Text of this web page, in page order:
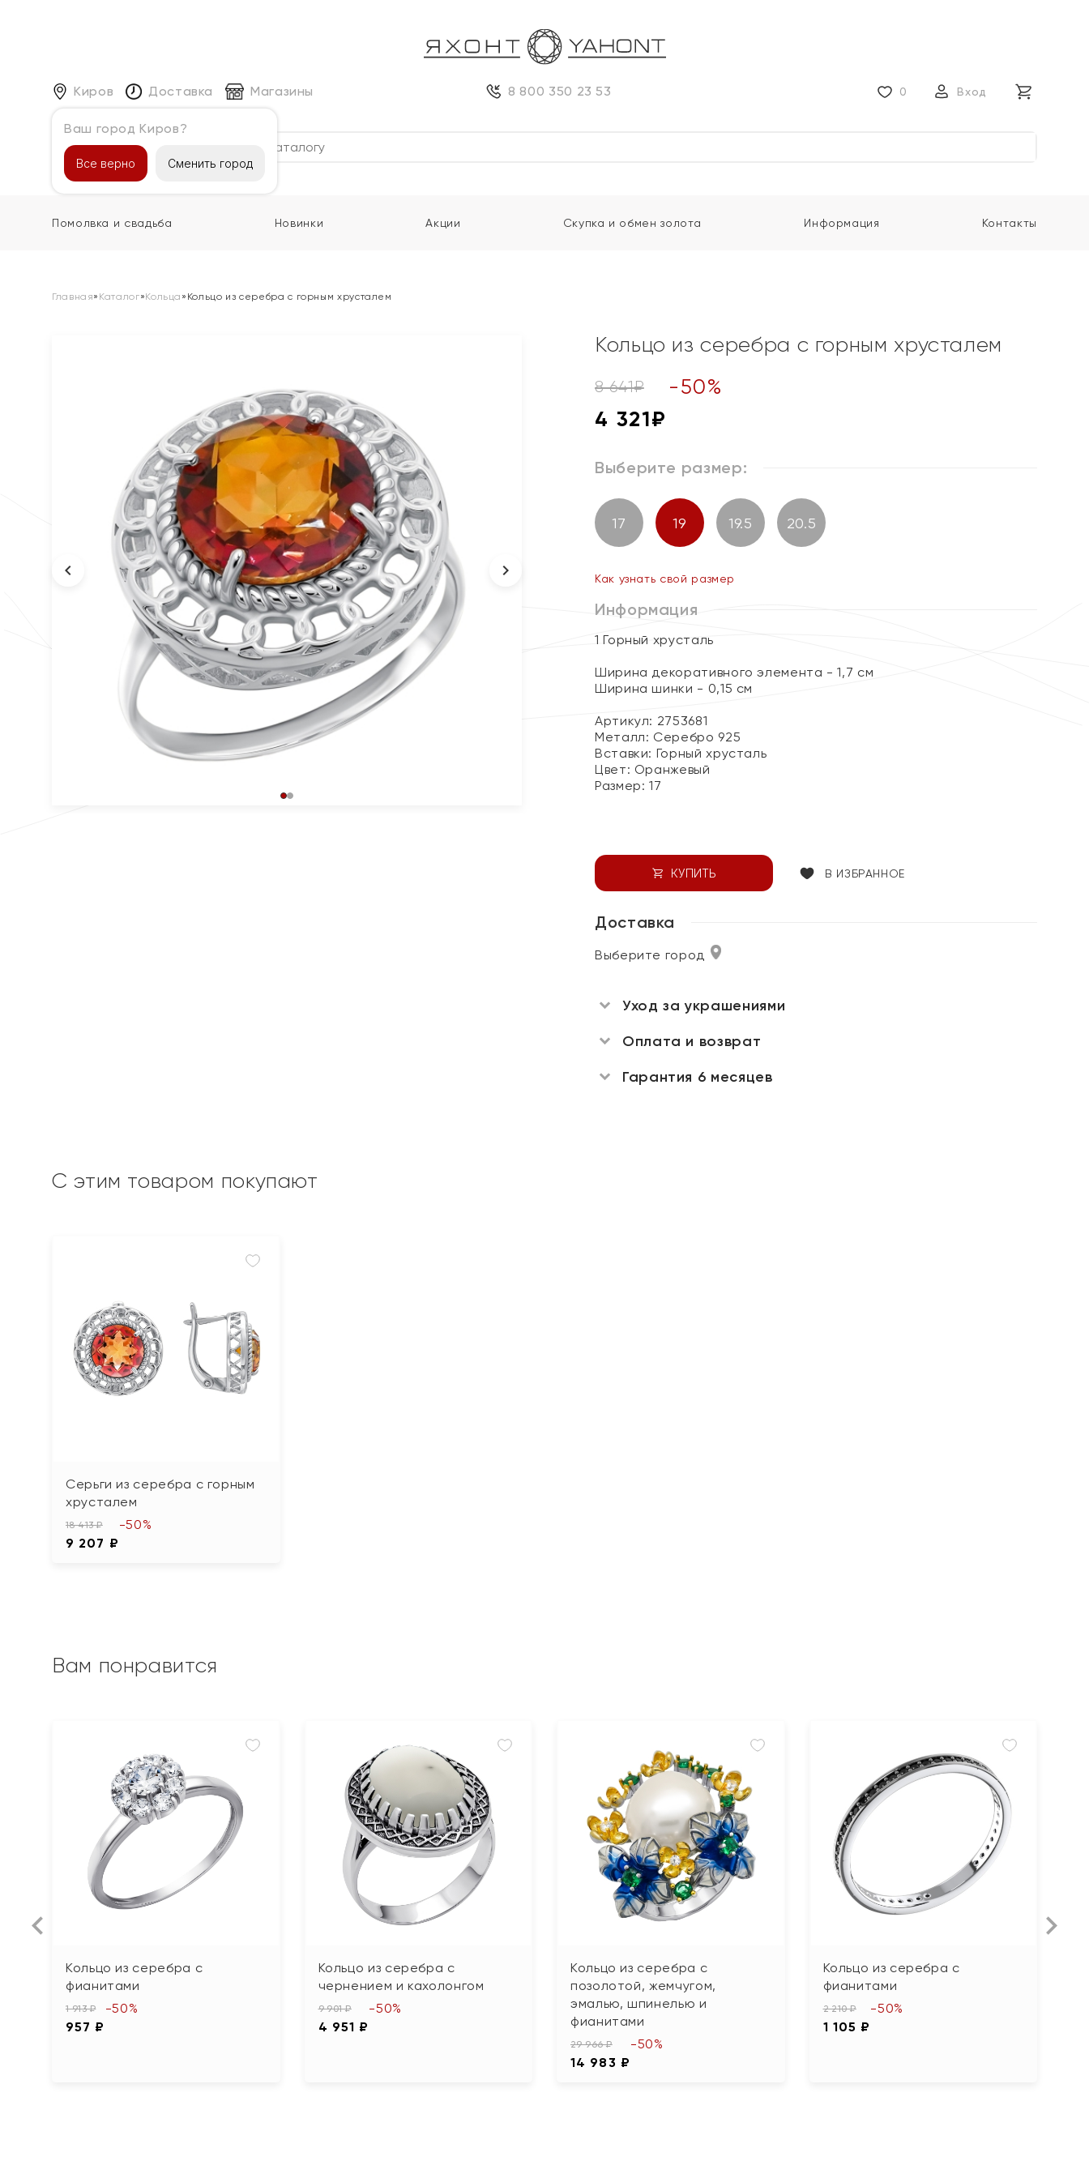
Киров
Ваш город Киров?
Все верно Сменить город
Доставка Магазины 8 800 350 23 53 0 Вход
Каталог
Помолвка и свадьба Новинки Акции Скупка и обмен золота Информация Контакты
Главная» Каталог»Кольца » Кольцо из серебра с горным хрусталем
Кольцо из серебра с горным хрусталем
8 641₽ -50%
4 321₽
Выберите размер:
17 19 19.5 20.5
Как узнать свой размер
Информация
1 Горный хрусталь
Ширина декоративного элемента - 1,7 см
Ширина шинки - 0,15 см
Артикул: 2753681
Металл: Серебро 925
Вставки: Горный хрусталь
Цвет: Оранжевый
Размер:17
КУПИТЬ В ИЗБРАННОЕ
Доставка
Выберите город
Уход за украшениями
Оплата и возврат
Гарантия 6 месяцев
С этим товаром покупают
Серьги из серебра с горным
хрусталем
18 413 ₽
9 207 ₽
-50%
Вам понравится
Кольцо из серебра с
фианитами
1 913 ₽
957 ₽
-50%
Кольцо из серебра с
чернением и кахолонгом
9 901 ₽
4 951 ₽
-50%
Кольцо из серебра с
позолотой, жемчугом,
эмалью, шпинелью и
фианитами
29 966 ₽
14 983 ₽
-50%
Кольцо из серебра с
фианитами
2 210 ₽
1 105 ₽
-50%